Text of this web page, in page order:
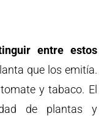
entre estos
que los emitía.
y tabaco. El
de plantas y